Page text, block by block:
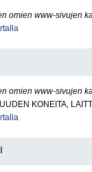
omien www-sivujen
omien www-sivujen
KONEITA,